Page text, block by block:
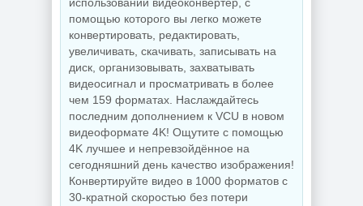
помощью которого вы легко можете
конвертировать, редактировать,
увеличивать, скачивать, записывать на
диск, организовывать, захватывать
видеосигнал и просматривать в более
чем 159 форматах. Наслаждайтесь
последним дополнением к VCU в новом
видеоформате 4K! Ощутите с помощью
4K лучшее и непревзойдённое на
сегодняшний день качество изображения!
Конвертируйте видео в 1000 форматов с
30-кратной скоростью без потери